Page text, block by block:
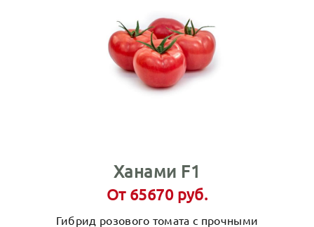
Ханами F1
От 65670 руб.
Гибрид розового томата с прочными